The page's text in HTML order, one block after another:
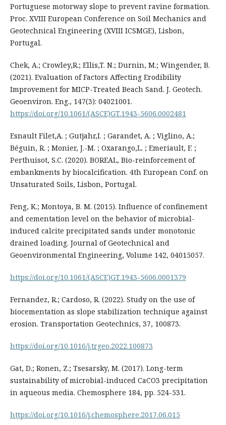
Portuguese motorway slope to prevent ravine formation.
Proc. XVIII European Conference on Soil Mechanics and
Geotechnical Engineering (XVIII ICSMGE), Lisbon,
Portugal.
Chek, A.; Crowley,R.; Ellis,T. N.; Durnin, M.; Wingender, B.
(2021). Evaluation of Factors Affecting Erodibility
Improvement for MICP-Treated Beach Sand. J. Geotech.
Geoenviron. Eng., 147(3): 04021001.
https://doi.org/10.1061/(ASCE)GT.1943-5606.0002481
Esnault Filet,A. ; Gutjahr,I. ; Garandet, A. ; Viglino, A.;
Béguin, R. ; Monier, J.-M. ; Oxarango,L. ; Emeriault, F. ;
Perthuisot, S.C. (2020). BOREAL, Bio-reinforcement of
embankments by biocalcification. 4th European Conf. on
Unsaturated Soils, Lisbon, Portugal.
Feng, K.; Montoya, B. M. (2015). Influence of confinement
and cementation level on the behavior of microbial-
induced calcite precipitated sands under monotonic
drained loading. Journal of Geotechnical and
Geoenvironmental Engineering, Volume 142, 04015057.
https://doi.org/10.1061/(ASCE)GT.1943-5606.0001379
Fernandez, R.; Cardoso, R. (2022). Study on the use of
biocementation as slope stabilization technique against
erosion. Transportation Geotechnics, 37, 100873.
https://doi.org/10.1016/j.trgeo.2022.100873
Gat, D.; Ronen, Z.; Tsesarsky, M. (2017). Long-term
sustainability of microbial-induced CaCO3 precipitation
in aqueous media. Chemosphere 184, pp. 524-531.
https://doi.org/10.1016/j.chemosphere.2017.06.015